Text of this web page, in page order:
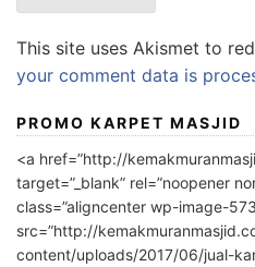
This site uses Akismet to
your comment data is
PROMO KARPET MASJID
<a href=”http://
target=”_blank” rel=”noopener
class=”aligncenter wp-image-
src=”http://
content/uploads/2017/06/jual-